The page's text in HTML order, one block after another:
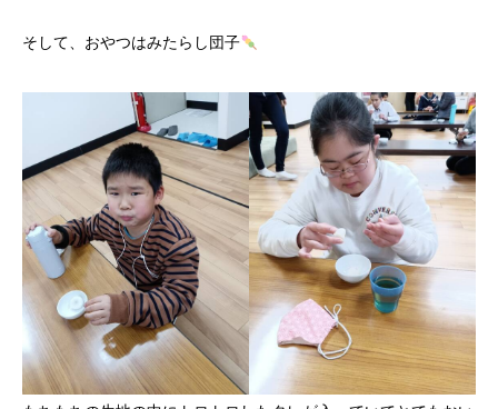
そして、おやつはみたらし団子